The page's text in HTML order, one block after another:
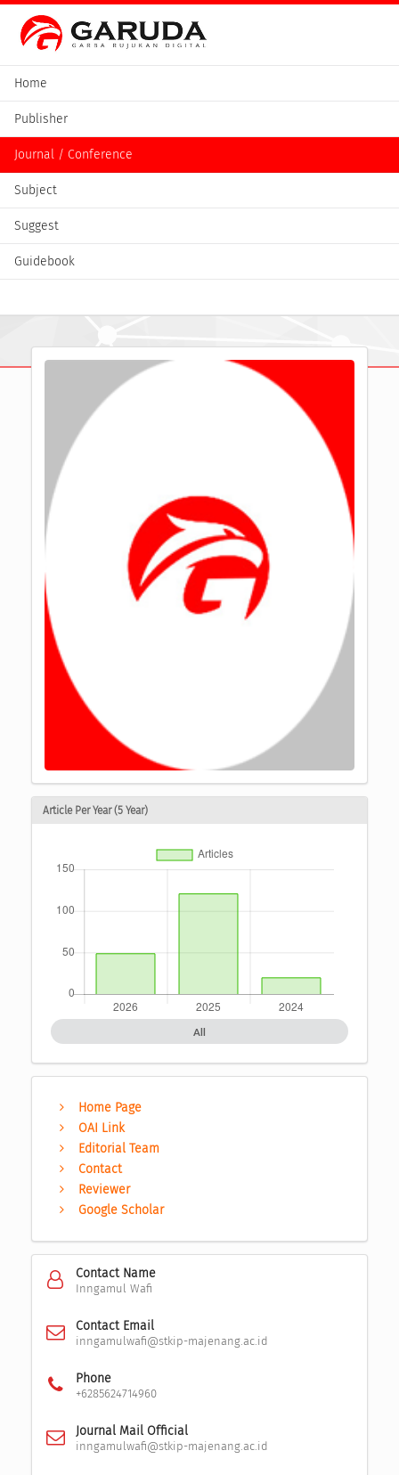
Home
Publisher
Journal / Conference
Subject
Suggest
Guidebook
Article Per Year (5 Year)
All
Home Page
OAI Link
Editorial Team
Contact
Reviewer
Google Scholar
Contact Name
Inngamul Wafi
Contact Email
inngamulwafi@stkip-majenang.ac.id
Phone
+6285624714960
Journal Mail Official
inngamulwafi@stkip-majenang.ac.id